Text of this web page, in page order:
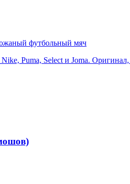
Puma, Select и Joma. Оригинал,